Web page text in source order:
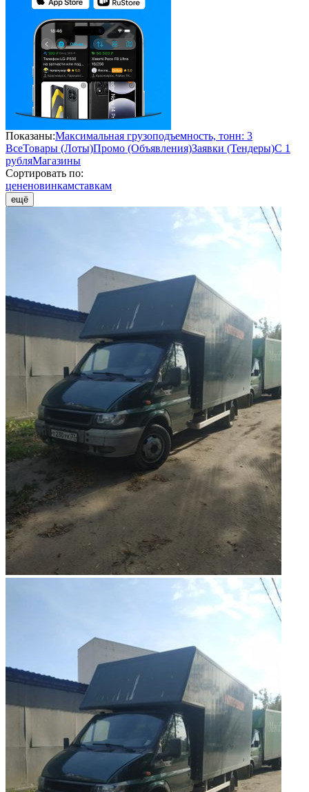
Показаны:Максимальная грузоподъемность, тонн: 3
ВсеТовары (Лоты)Промо (Объявления)Заявки (Тендеры)С 1
рубляМагазины
Сортировать по:
цененовинкамставкам
ещё